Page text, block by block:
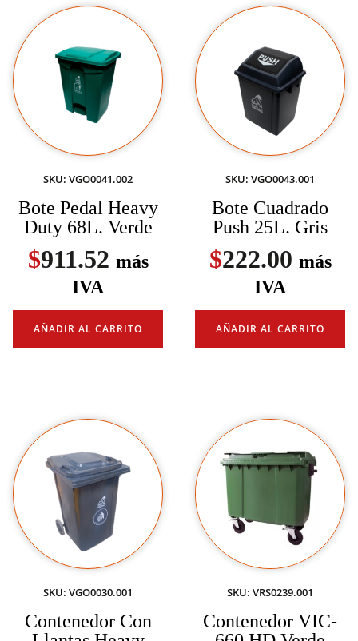
SKU: VGO0041.002
Bote Pedal Heavy
Duty 68L. Verde
$911.52 más
IVA
AÑADIR AL CARRITO
SKU: VGO0043.001
Bote Cuadrado
Push 25L. Gris
$222.00 más
IVA
AÑADIR AL CARRITO
SKU: VGO0030.001
Contenedor Con
SKU: VRS0239.001
Contenedor VIC-